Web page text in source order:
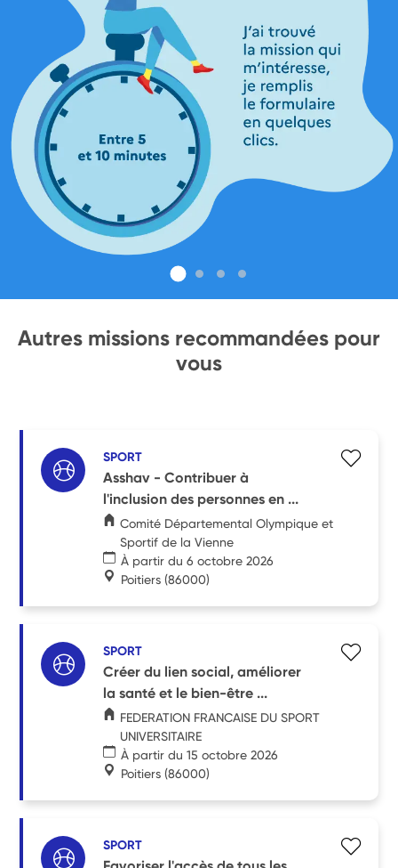
Autres missions recommandées pour
vous
SPORT
Asshav - Contribuer à
l'inclusion des personnes en ...
Comité Départemental Olympique et
Sportif de la Vienne
À partir du 6 octobre 2026
Poitiers (86000)
SPORT
Créer du lien social, améliorer
la santé et le bien-être ...
FEDERATION FRANCAISE DU SPORT
UNIVERSITAIRE
À partir du 15 octobre 2026
Poitiers (86000)
SPORT